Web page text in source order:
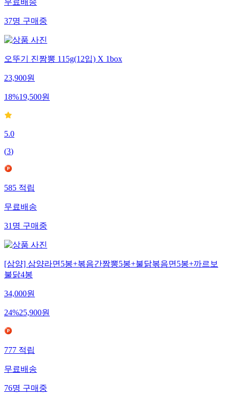
무료배송
37명구매중
오뚜기 진짬뽕 115g(12입) X 1box
23,900원
18%19,500원
5.0
(3)
585적립
무료배송
31명구매중
[삼양] 삼양라면5봉+볶음간짬뽕5봉+불닭볶음면5봉+까르보
불닭4봉
34,000원
24%25,900원
777적립
무료배송
76명구매중